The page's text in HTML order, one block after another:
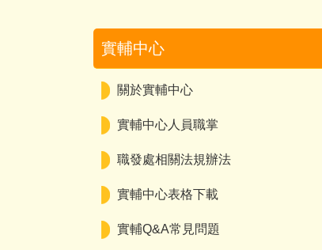
實輔中心
關於實輔中心
實輔中心人員職掌
職發處相關法規辦法
實輔中心表格下載
實輔Q&A常見問題